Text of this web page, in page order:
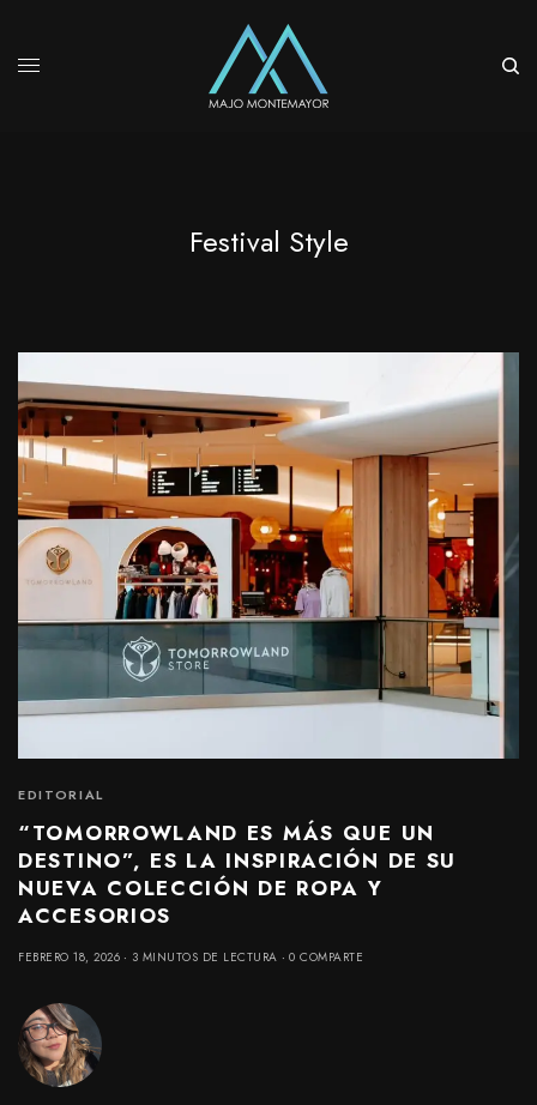
Festival Style
EDITORIAL
“TOMORROWLAND ES MÁS QUE UN
DESTINO”, ES LA INSPIRACIÓN DE SU
NUEVA COLECCIÓN DE ROPA Y
ACCESORIOS
FEBRERO 18, 2026 3 MINUTOS DE LECTURA 0 COMPARTE